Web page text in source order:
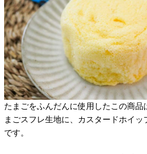
たまごをふんだんに使用したこの商品
まごスフレ生地に、カスタードホイッ
です。